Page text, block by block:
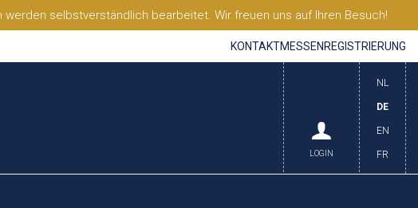
selbstverständlich bearbeitet. Wir freuen uns auf Ihren Besuch!
KONTAKTMESSEN REGISTRIERUNG
NL
DE
EN
FR
LOGIN